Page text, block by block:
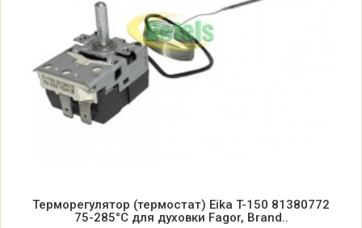
Fagor 5H404X1 901112120
Fagor 5H-413 B 901015208
Fagor 5H-413 B1 901015468
Fagor 5H-413 N1 901015477
Терморегулятор (термостат) Eika T-150 81380772
75-285°C для духовки Fagor, Brand..